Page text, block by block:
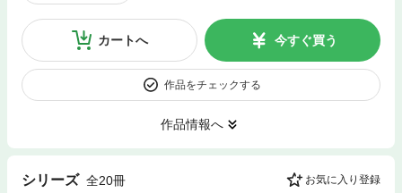
カートへ 今すぐ買う
作品をチェックする
作品情報へ
シリーズ 全20冊 お気に入り登録